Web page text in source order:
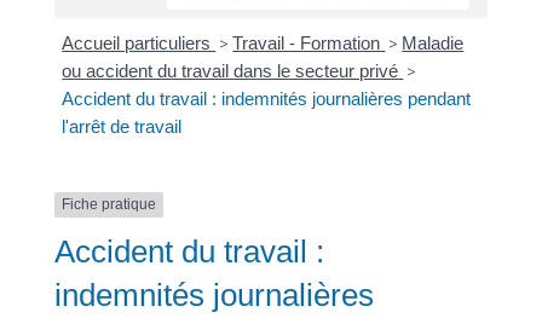
Accueil particuliers > Travail - Formation > Maladie
ou accident du travail dans le secteur privé >
Accident du travail : indemnités journalières pendant
l'arrêt de travail
Fiche pratique
Accident du travail :
indemnités journalières